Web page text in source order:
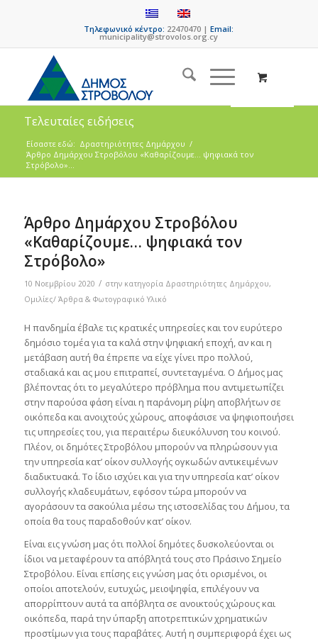
Τηλεφωνικό κέντρο: 22470470 |Email:
municipality@strovolos.org.cy
Τελευταίες ειδήσεις
Είσαστε εδώ: Δραστηριότητες Δημάρχου /
Άρθρο Δημάρχου Στροβόλου «Kαθαρίζουμε… ψηφιακά τον
Στρόβολο»...
Άρθρο Δημάρχου Στροβόλου
«Kαθαρίζουμε… ψηφιακά τον
Στρόβολο»
10 Νοεμβρίου 2020 / στην κατηγορία Δραστηριότητες Δημάρχου,
Ομιλίες/ Άρθρα & Φωτογραφικό Υλικό
Η πανδημία έβαλε τις κρατικές υπηρεσίες και τον ευρύτερο
δημόσιο τομέα για τα καλά στην ψηφιακή εποχή, αν και η
μετάβαση αυτή θα έπρεπε να είχε γίνει προ πολλού,
σταδιακά και ας μου επιτραπεί, συντεταγμένα. Ο Δήμος μας
βλέποντας ότι το μεγαλύτερο πρόβλημα που αντιμετωπίζει
στην παρούσα φάση είναι η παράνομη ρίψη αποβλήτων σε
οικόπεδα και ανοιχτούς χώρους, αποφάσισε να ψηφιοποιήσει
τις υπηρεσίες του, για περαιτέρω διευκόλυνση του κοινού.
Πλέον, οι δημότες Στροβόλου μπορούν να πληρώσουν για
την υπηρεσία κατ’ οίκον συλλογής ογκωδών αντικειμένων
διαδικτυακά. Το ίδιο ισχύει και για την υπηρεσία κατ’ οίκον
συλλογής κλαδευμάτων, εφόσον τώρα μπορούν να
αγοράσουν τα σακούλια μέσω της ιστοσελίδας του Δήμου, τα
οποία θα τους παραδοθούν κατ’ οίκον.
Είναι εις γνώση μας ότι πολλοί δημότες δυσκολεύονται οι
ίδιοι να μεταφέρουν τα απόβλητά τους στο Πράσινο Σημείο
Στροβόλου. Είναι επίσης εις γνώση μας ότι ορισμένοι, οι
οποίοι αποτελούν, ευτυχώς, μειοψηφία, επιλέγουν να
απορρίπτουν αυτά τα απόβλητα σε ανοικτούς χώρους και
οικόπεδα, παρά την ύπαρξη αποτρεπτικών χρηματικών
προστίμων για τους παραβάτες. Αυτή η συμπεριφορά έχει ως